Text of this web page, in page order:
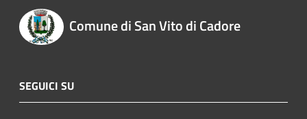
Comune di San Vito di Cadore
SEGUICI SU